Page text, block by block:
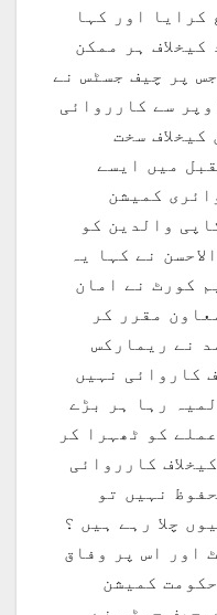
کرایا اور کہا
ہر ممکن
پر چیف جسٹس نے
سے کارروائی
سخت
میں ایسے
کمیشن
والدین کو
نے کہا یہ
کورٹ نے امان
مقرر کر
نے ریمارکس
کاروائی نہیں
رہا ہر بڑے
کو ٹھہرا کر
کارروائی
نہیں تو
چلا رہے ہیں ؟
اور اس پر وفاق
کمیشن